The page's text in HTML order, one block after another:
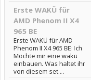
Erste WAKÜ für
AMD Phenom II X4
965 BE
Erste WAKÜ für AMD
Phenom II X4 965 BE: Ich
Möchte mir eine wakü
einbauen. Was haltet ihr
von diesem set....